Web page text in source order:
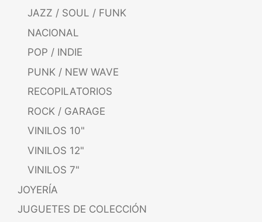
JAZZ / SOUL / FUNK
NACIONAL
POP / INDIE
PUNK / NEW WAVE
RECOPILATORIOS
ROCK / GARAGE
VINILOS 10"
VINILOS 12"
VINILOS 7"
JOYERÍA
JUGUETES DE COLECCIÓN